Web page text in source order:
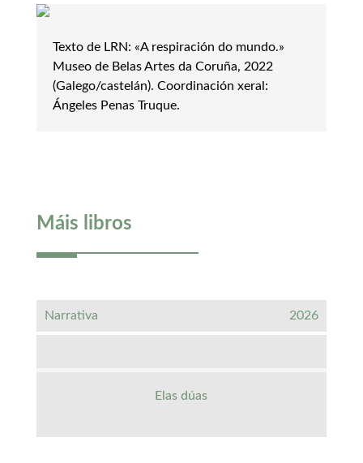
Texto de LRN: «A respiración do mundo.»
Museo de Belas Artes da Coruña, 2022
(Galego/castelán). Coordinación xeral:
Ángeles Penas Truque.
Máis libros
Narrativa 2026
Elas dúas